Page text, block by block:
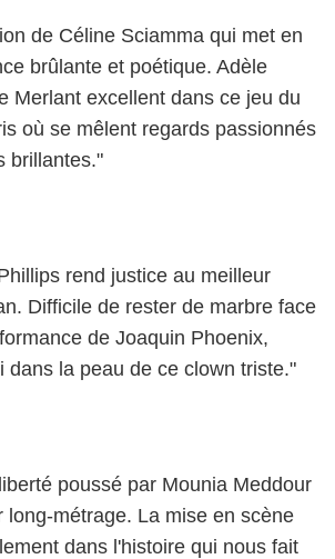
de Céline Sciamma qui met en
brûlante et poétique. Adèle
Merlant excellent dans ce jeu du
où se mêlent regards passionnés
brillantes."
rend justice au meilleur
Difficile de rester de marbre face
de Joaquin Phoenix,
dans la peau de ce clown triste."
poussé par Mounia Meddour
long-métrage. La mise en scène
dans l'histoire qui nous fait